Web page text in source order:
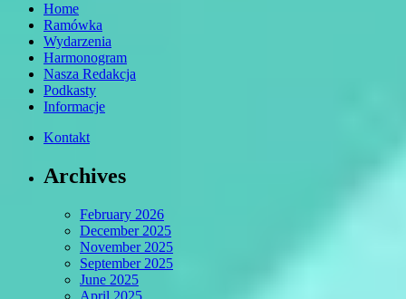
Home
Ramówka
Wydarzenia
Harmonogram
Nasza Redakcja
Podkasty
Informacje
Kontakt
Archives
February 2026
December 2025
November 2025
September 2025
June 2025